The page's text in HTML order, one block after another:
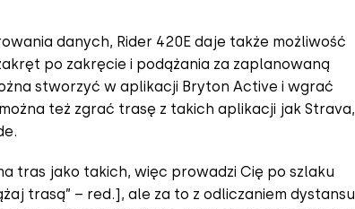
danych, Rider 420E daje także możliwość
po zakręcie i podążania za zaplanowaną
stworzyć w aplikacji Bryton Active i wgrać
też zgrać trasę z takich aplikacji jak Strava,
tras jako takich, więc prowadzi Cię po szlaku
trasą” – red.], ale za to z odliczaniem dystansu